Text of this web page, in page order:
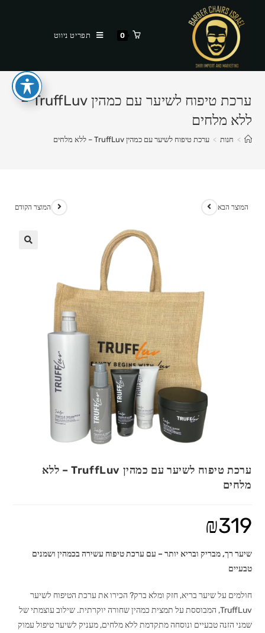
content
0 תפריט ניווט
ערכת טיפוח לשיער עם כמהין TruffLuv –
ללא מלחים
> חנות > ערכת טיפוח לשיער עם כמהין TruffLuv – ללא מלחים
המוצר הקודם המוצר הבא
ערכת טיפוח לשיער עם כמהין TruffLuv – ללא
מלחים
₪319
שיער רך, מבריק ובריא יותר – עם ערכת טיפוח עשירה בכמהין ושמנים
טבעיים
חולמים על שיער בריא, חזק ומלא ברק? הכירו את ערכת הטיפוח לשיער
TruffLuv, המבוססת על תמצית כמהין שחורה יוקרתית. שילוב עוצמתי של
שמני הזנה טבעיים ונוסחה מתקדמת ללא מלחים, מעניק לשיער טיפול עמוק